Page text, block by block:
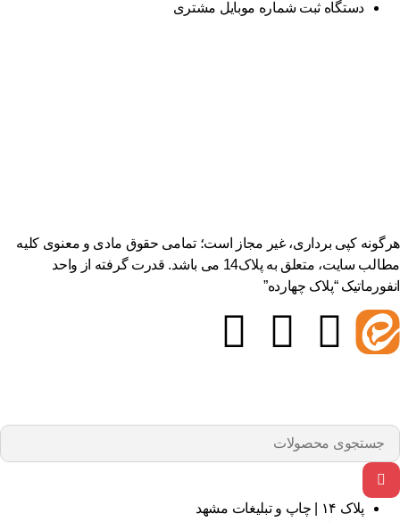
دستگاه ثبت شماره موبایل مشتری
هرگونه کپی برداری، غیر مجاز است؛ تمامی حقوق مادی و معنوی کلیه
مطالب سایت، متعلق به پلاک14 می باشد. قدرت گرفته از واحد
انفورماتیک “پلاک چهارده”
پلاک ۱۴ | چاپ و تبلیغات مشهد